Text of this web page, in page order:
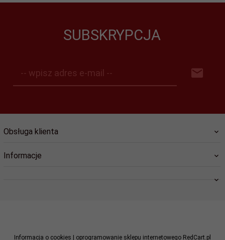
SUBSKRYPCJA
-- wpisz adres e-mail --
Obsługa klienta
Informacje
Informacja o cookies oprogramowanie sklepu internetowego RedCart.pl